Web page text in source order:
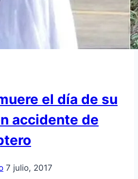
el día de su
accidente de
7 julio, 2017